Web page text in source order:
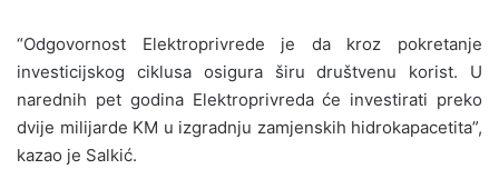
“Odgovornost Elektroprivrede je da kroz pokretanje
investicijskog ciklusa osigura širu društvenu korist. U
narednih pet godina Elektroprivreda će investirati preko
dvije milijarde KM u izgradnju zamjenskih hidrokapacetita”,
kazao je Salkić.